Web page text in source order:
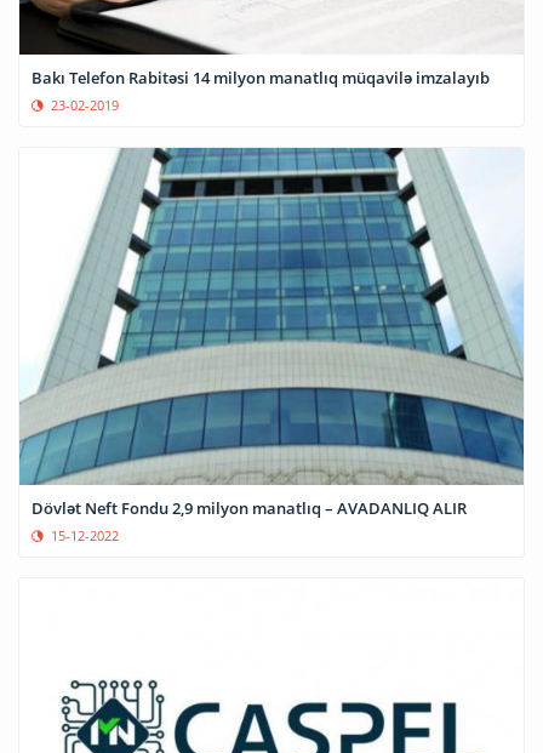
Bakı Telefon Rabitəsi 14 milyon manatlıq müqavilə imzalayıb
23-02-2019
Dövlət Neft Fondu 2,9 milyon manatlıq – AVADANLIQ ALIR
15-12-2022